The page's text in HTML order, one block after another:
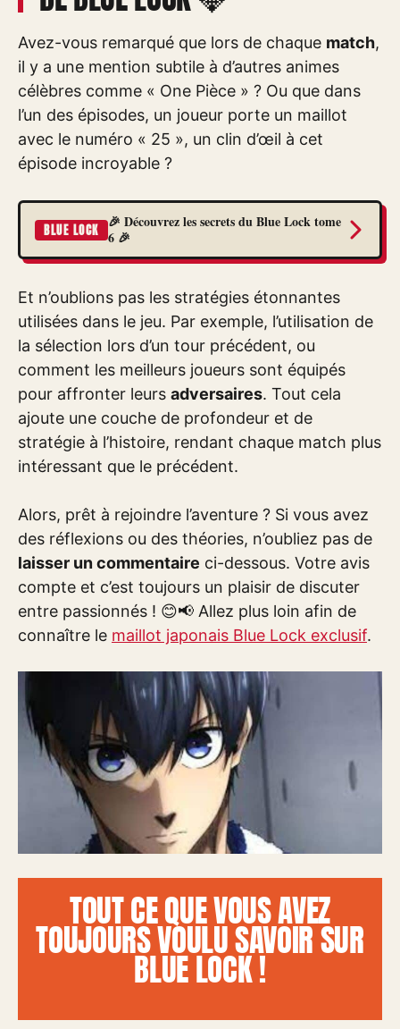
Avez-vous remarqué que lors de chaque match,
il y a une mention subtile à d’autres animes
célèbres comme « One Pièce » ? Ou que dans
l’un des épisodes, un joueur porte un maillot
avec le numéro « 25 », un clin d’œil à cet
épisode incroyable ?
BLUE LOCK
🎉 Découvrez les secrets du Blue Lock tome
6 🎉
Et n’oublions pas les stratégies étonnantes
utilisées dans le jeu. Par exemple, l’utilisation de
la sélection lors d’un tour précédent, ou
comment les meilleurs joueurs sont équipés
pour affronter leurs adversaires. Tout cela
ajoute une couche de profondeur et de
stratégie à l’histoire, rendant chaque match plus
intéressant que le précédent.
Alors, prêt à rejoindre l’aventure ? Si vous avez
des réflexions ou des théories, n’oubliez pas de
laisser un commentaire ci-dessous. Votre avis
compte et c’est toujours un plaisir de discuter
entre passionnés ! 😊📢 Allez plus loin afin de
connaître le maillot japonais Blue Lock exclusif.
TOUT CE QUE VOUS AVEZ
TOUJOURS VOULU SAVOIR SUR
BLUE LOCK !